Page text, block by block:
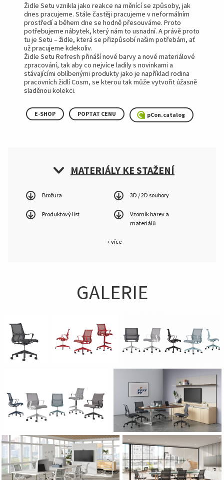
Židle Setu vznikla jako reakce na měnící se způsoby, jak
dnes pracujeme. Stále častěji pracujeme v neformálním
prostředí a během dne se hodně přesouváme. Proto
potřebujeme nábytek, který nám to usnadní. A právě proto
tu je Setu – židle, která se přizpůsobí našim potřebám, ať
už pracujeme kdekoliv.
Židle Setu Refresh přináší nové barvy a nové materiálové
zpracování, tak aby co nejvíce ladily s novinkami a
stávajícími oblíbenými produkty jako je například rodina
pracovních židlí Cosm, se kterou tak může vytvořit úžasně
sladěnou kolekci.
E-SHOP POPTAT CENU pCon.catalog
MATERIÁLY KE STAŽENÍ
Brožura 3D / 2D soubory
Produktový list
Vzorník barev a
materiálů
+ více
GALERIE